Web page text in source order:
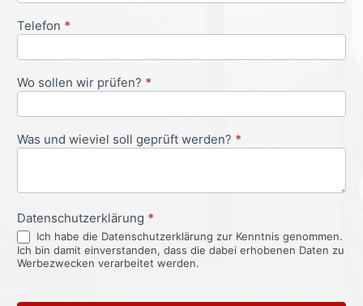
Telefon *
Wo sollen wir prüfen? *
Was und wieviel soll geprüft werden? *
Datenschutzerklärung *
Ich habe die Datenschutzerklärung zur Kenntnis genommen.
Ich bin damit einverstanden, dass die dabei erhobenen Daten zu
Werbezwecken verarbeitet werden.